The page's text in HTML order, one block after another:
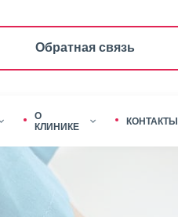
Обратная связь
О
КЛИНИКЕ
КОНТАКТЫ